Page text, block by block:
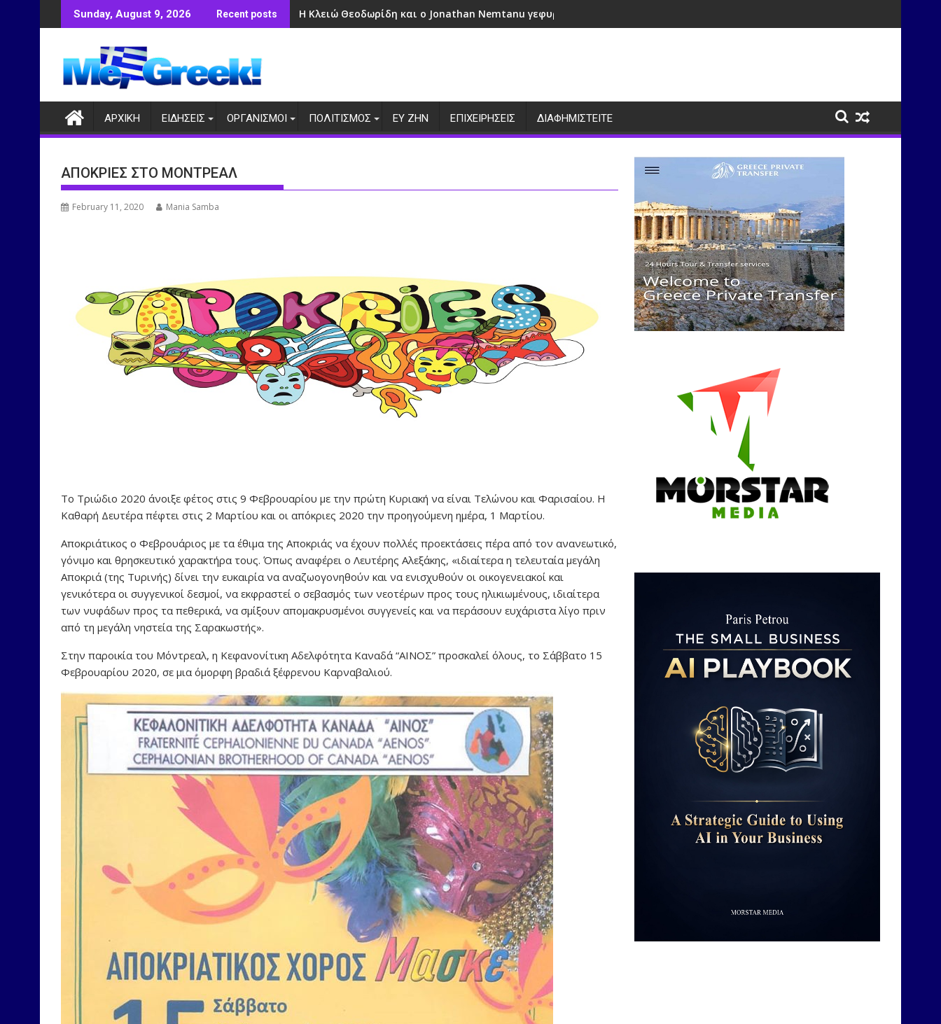
to
Sunday, August 9, 2026 Recent posts Η Κλειώ Θεοδωρίδη και ο Jonathan Nemtanu γεφυρώνουν πολιτισμούς μέσα από τη μουσική
ΑΡΧΙΚΗ ΕΙΔΗΣΕΙΣ ΟΡΓΑΝΙΣΜΟΙ ΠΟΛΙΤΙΣΜΟΣ ΕΥ ΖΗΝ ΕΠΙΧΕΙΡΗΣΕΙΣ ΔΙΑΦΗΜΙΣΤΕΙΤΕ
ΑΠΟΚΡΙΕΣ ΣΤΟ ΜΟΝΤΡΕΑΛ
February 11, 2020 Mania Samba
Το Τριώδιο 2020 άνοιξε φέτος στις 9 Φεβρουαρίου με την πρώτη Κυριακή να είναι Τελώνου και Φαρισαίου. Η
Καθαρή Δευτέρα πέφτει στις 2 Μαρτίου και οι απόκριες 2020 την προηγούμενη ημέρα, 1 Μαρτίου.
Αποκριάτικος ο Φεβρουάριος με τα έθιμα της Αποκριάς να έχουν πολλές προεκτάσεις πέρα από τον ανανεωτικό,
γόνιμο και θρησκευτικό χαρακτήρα τους. Όπως αναφέρει ο Λευτέρης Αλεξάκης, «ιδιαίτερα η τελευταία μεγάλη
Αποκριά (της Τυρινής) δίνει την ευκαιρία να αναζωογονηθούν και να ενισχυθούν οι οικογενειακοί και
γενικότερα οι συγγενικοί δεσμοί, να εκφραστεί ο σεβασμός των νεοτέρων προς τους ηλικιωμένους, ιδιαίτερα
των νυφάδων προς τα πεθερικά, να σμίξουν απομακρυσμένοι συγγενείς και να περάσουν ευχάριστα λίγο πριν
από τη μεγάλη νηστεία της Σαρακωστής».
Στην παροικία του Μόντρεαλ, η Κεφανονίτικη Αδελφότητα Καναδά “ΑΙΝΟΣ” προσκαλεί όλους, το Σάββατο 15
Φεβρουαρίου 2020, σε μια όμορφη βραδιά ξέφρενου Καρναβαλιού.